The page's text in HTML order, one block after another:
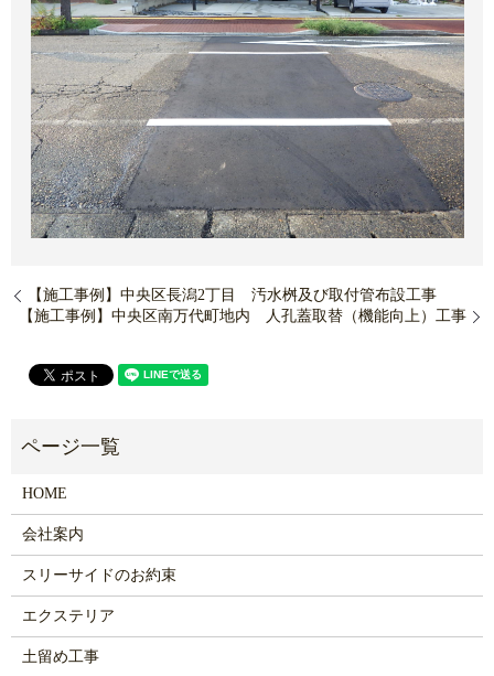
【施工事例】中央区長潟2丁目 汚水桝及び取付管布設工事
【施工事例】中央区南万代町地内 人孔蓋取替（機能向上）工事
HOME
会社案内
スリーサイドのお約束
エクステリア
土留め工事